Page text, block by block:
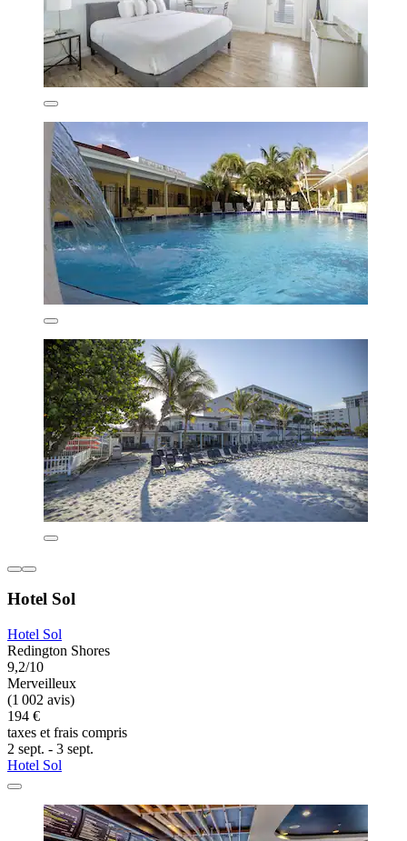
Hotel Sol
Hotel Sol
Redington Shores
9,2/10
Merveilleux
(1 002 avis)
194 €
taxes et frais compris
2 sept. - 3 sept.
Hotel Sol